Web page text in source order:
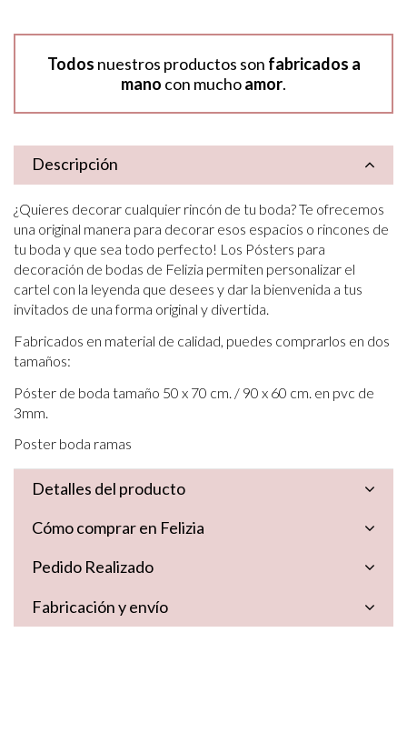
Todos nuestros productos son fabricados a
mano con muchoamor.
Descripción
¿Quieres decorar cualquier rincón de tu boda? Te ofrecemos
una original manera para decorar esos espacios o rincones de
tu boda y que sea todo perfecto! Los Pósters para
decoración de bodas de Felizia permiten personalizar el
cartel con la leyenda que desees y dar la bienvenida a tus
invitados de una forma original y divertida.
Fabricados en material de calidad, puedes comprarlos en dos
tamaños:
Póster de boda tamaño 50 x 70 cm. / 90 x 60 cm. en pvc de
3mm.
Poster boda ramas
Detalles del producto
Cómo comprar en Felizia
Pedido Realizado
Fabricación y envío